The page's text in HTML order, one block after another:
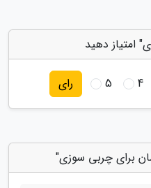
امتیاز دهید
4
5 رای
برای چربی سوزی"